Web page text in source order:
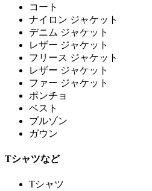
コート
ナイロン ジャケット
デニム ジャケット
レザー ジャケット
フリース ジャケット
レザー ジャケット
ファー ジャケット
ポンチョ
ベスト
ブルゾン
ガウン
Tシャツなど
Tシャツ